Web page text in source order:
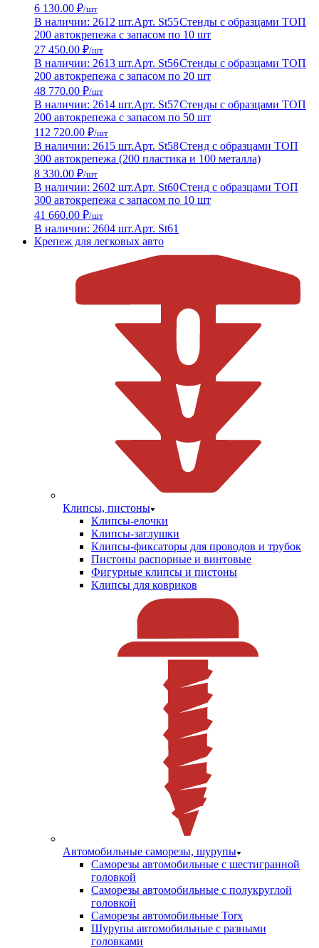
6 130.00 ₽/шт
В наличии: 2612 шт.Арт. St55Стенды с образцами ТОП
200 автокрепежа с запасом по 10 шт
27 450.00 ₽/шт
В наличии: 2613 шт.Арт. St56Стенды с образцами ТОП
200 автокрепежа с запасом по 20 шт
48 770.00 ₽/шт
В наличии: 2614 шт.Арт. St57Стенды с образцами ТОП
200 автокрепежа с запасом по 50 шт
112 720.00 ₽/шт
В наличии: 2615 шт.Арт. St58Стенд с образцами ТОП
300 автокрепежа (200 пластика и 100 металла)
8 330.00 ₽/шт
В наличии: 2602 шт.Арт. St60Стенд с образцами ТОП
300 автокрепежа с запасом по 10 шт
41 660.00 ₽/шт
В наличии: 2604 шт.Арт. St61
Крепеж для легковых авто
Клипсы, пистоны
Клипсы-елочки
Клипсы-заглушки
Клипсы-фиксаторы для проводов и трубок
Пистоны распорные и винтовые
Фигурные клипсы и пистоны
Клипсы для ковриков
Автомобильные саморезы, шурупы
Саморезы автомобильные с шестигранной
головкой
Саморезы автомобильные с полукруглой
головкой
Саморезы автомобильные Torx
Шурупы автомобильные с разными
головками